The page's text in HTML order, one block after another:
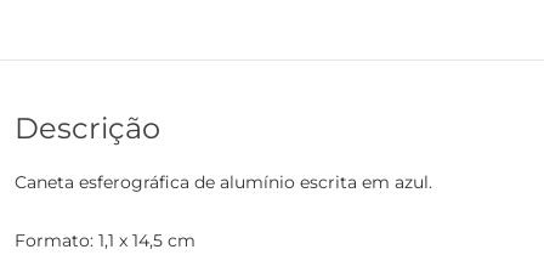
Descrição
Caneta esferográfica de alumínio escrita em azul.
Formato: 1,1 x 14,5 cm